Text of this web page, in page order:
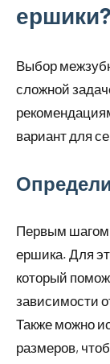
ершики?
Выбор
сложной
вариант для
Первым шагом
ершика. Для
который
зависимости
Также можно
размеров,